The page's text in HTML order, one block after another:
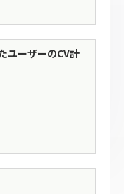
ユーザーのCV計